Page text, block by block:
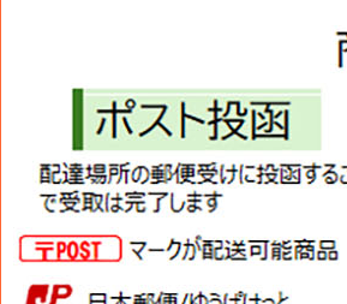
アカデミー
アズール